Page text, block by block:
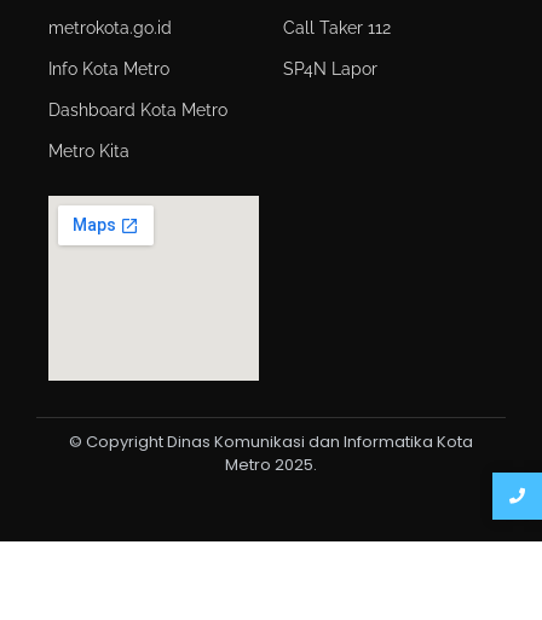
metrokota.go.id
Info Kota Metro
Dashboard Kota Metro
Metro Kita
Call Taker 112
SP4N Lapor
© Copyright Dinas Komunikasi dan Informatika Kota
Metro 2025.